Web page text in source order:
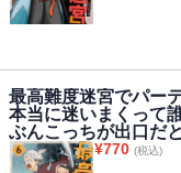
最高難度迷宮でパー
本当に迷いまくって
ぶんこっちが出口だ
¥770 (税込)